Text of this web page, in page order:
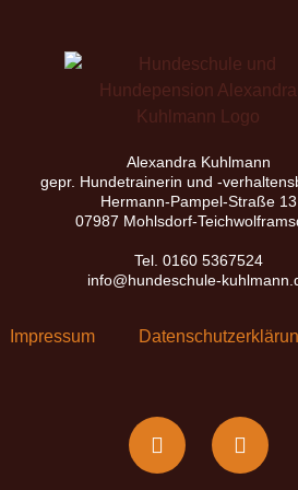
Alexandra Kuhlmann
gepr. Hundetrainerin und -
Hermann-Pampel-Straße 13
07987 Mohlsdorf-
Tel. 0160 5367524
info@hundeschule-
Impressum